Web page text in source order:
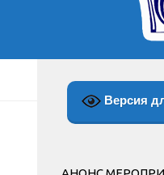
Версия